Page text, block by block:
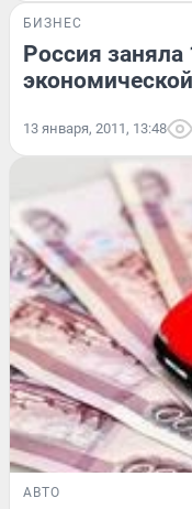
БИЗНЕС
Россия заняла
13 января, 2011, 13:48
АВТО